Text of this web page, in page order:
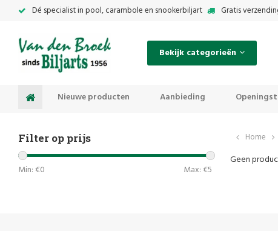
Dé specialist in pool, carambole en snookerbiljart Gratis
Bekijk categorieën
Nieuwe producten Aanbieding
Filter op prijs
Min: €0 Max: €5
Home
Geen